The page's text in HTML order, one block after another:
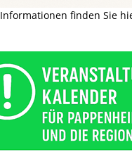
Informationen finden Sie